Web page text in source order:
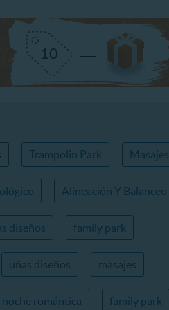
Trampolin Park Masajes
Alineación Y Balanceo
diseños family park
uñas diseños masajes
noche romántica family park